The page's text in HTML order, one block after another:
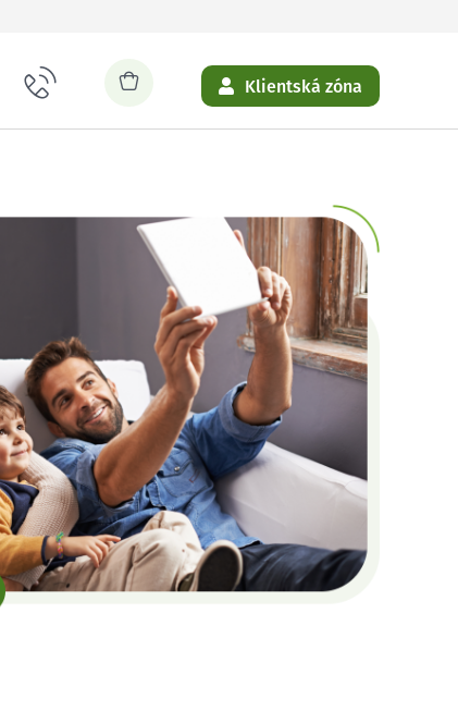
Klientská zóna